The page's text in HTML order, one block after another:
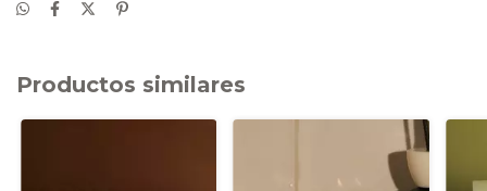
Productos similares